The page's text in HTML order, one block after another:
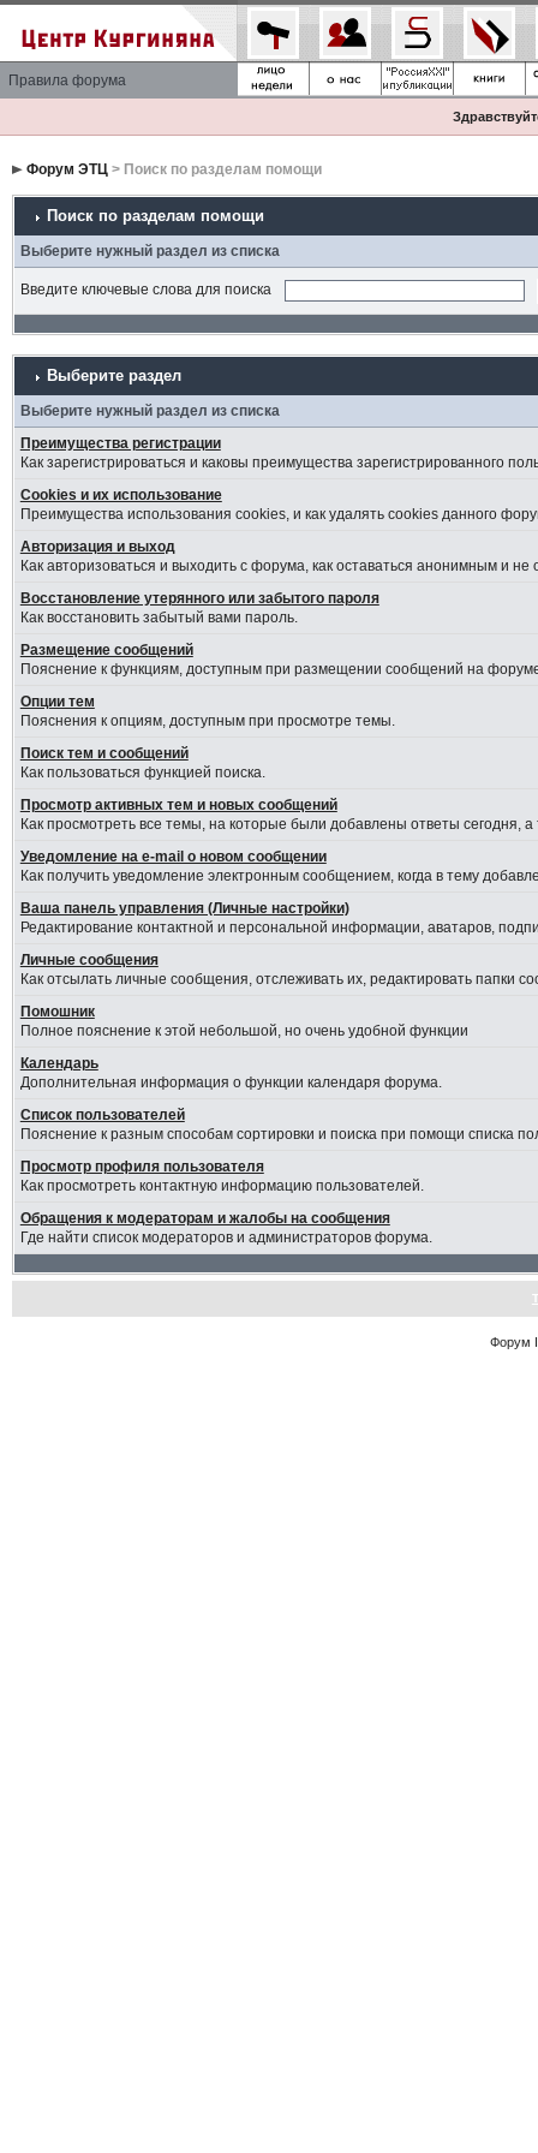
Правила форума
Форум ЭТЦ> Поиск по разделам помощи
Поиск по разделам помощи
Выберите нужный раздел из списка
Введите ключевые слова для поиска
Выберите раздел
Выберите нужный раздел из списка
Преимущества регистрации
Как зарегистрироваться и каковы преимущества зарегистрированного
Cookies и их использование
Преимущества использования cookies, и как удалять cookies данного
Авторизация и выход
Как авторизоваться и выходить с форума, как оставаться анонимным и
Восстановление утерянного или забытого пароля
Как восстановить забытый вами пароль.
Размещение сообщений
Пояснение к функциям, доступным при размещении сообщений на
Опции тем
Пояснения к опциям, доступным при просмотре темы.
Поиск тем и сообщений
Как пользоваться функцией поиска.
Просмотр активных тем и новых сообщений
Как просмотреть все темы, на которые были добавлены ответы сегодня,
Уведомление на е-mail о новом сообщении
Как получить уведомление электронным сообщением, когда в тему
Ваша панель управления (Личные настройки)
Редактирование контактной и персональной информации, аватаров,
Личные сообщения
Как отсылать личные сообщения, отслеживать их, редактировать папки
Помошник
Полное пояснение к этой небольшой, но очень удобной функции
Календарь
Дополнительная информация о функции календаря форума.
Список пользователей
Пояснение к разным способам сортировки и поиска при помощи списка
Просмотр профиля пользователя
Как просмотреть контактную информацию пользователей.
Обращения к модераторам и жалобы на сообщения
Где найти список модераторов и администраторов форума.
Форум